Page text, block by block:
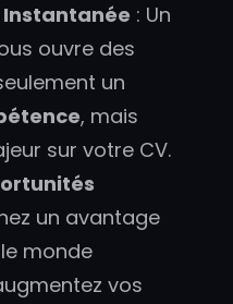
Instantanée : Un
ouvre des
un
, mais
sur votre CV.
un avantage
monde
vos